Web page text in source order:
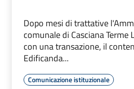
Dopo mesi di trattative
comunale di Casciana Terme
con una transazione, il
Edificanda...
Comunicazione istituzionale